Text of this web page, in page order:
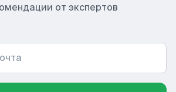
от экспертов